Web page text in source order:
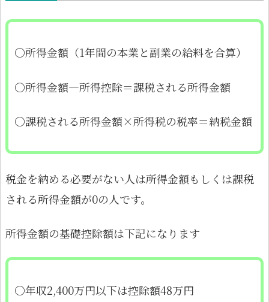
〇所得金額（1年間の本業と副業の給料を合算）
〇所得金額―所得控除＝課税される所得金額
〇課税される所得金額×所得税の税率＝納税金額
税金を納める必要がない人は所得金額もしくは課税
される所得金額が0の人です。
所得金額の基礎控除額は下記になります
〇年収2,400万円以下は控除額48万円